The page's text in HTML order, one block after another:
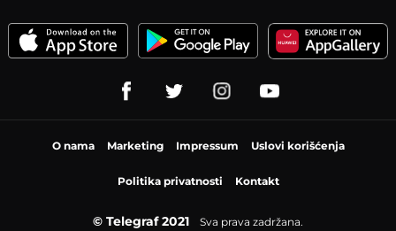
O nama Marketing Impressum Uslovi korišćenja
Politika privatnosti Kontakt
© Telegraf 2021 Sva prava zadržana.